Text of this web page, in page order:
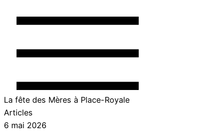
Commerçants
Quartier
Patrimoine
La fête des Mères à Place-Royale
Articles
6 mai 2026